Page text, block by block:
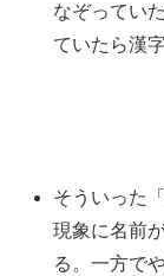
なぞってい
ていたら漢
そういった
現象に名前
る。一方で